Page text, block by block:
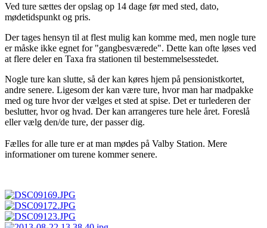
Ved ture sættes der opslag op 14 dage før med sted, dato,
mødetidspunkt og pris.
Der tages hensyn til at flest mulig kan komme med, men nogle ture
er måske ikke egnet for "gangbesværede". Dette kan ofte løses ved
at flere deler en Taxa fra stationen til bestemmelsesstedet.
Nogle ture kan slutte, så der kan køres hjem på pensionistkortet,
andre senere. Ligesom der kan være ture, hvor man har madpakke
med og ture hvor der vælges et sted at spise. Det er turlederen der
beslutter, hvor og hvad. Der kan arrangeres ture hele året. Foreslå
eller vælg den/de ture, der passer dig.
Fælles for alle ture er at man mødes på Valby Station. Mere
informationer om turene kommer senere.